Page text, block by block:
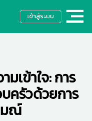
เข้าสู่ระบบ
เข้าใจ: การ
ครัวด้วยการ
มณ์